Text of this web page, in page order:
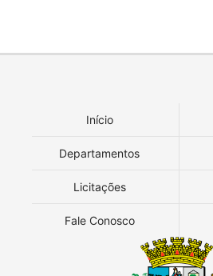
Início
Departamentos
Licitações
Fale Conosco